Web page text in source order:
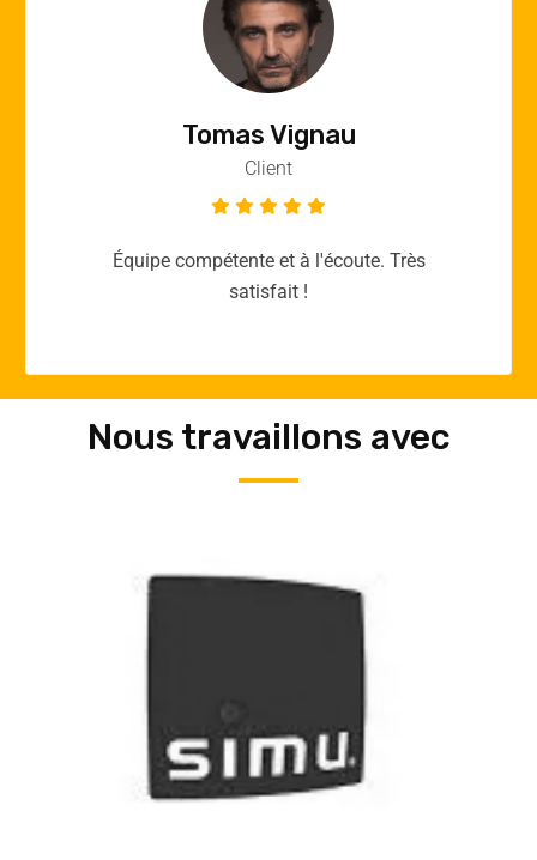
Vincent Quere
Client
Merci yellow365.work pour votre expertise!
Nous travaillons avec